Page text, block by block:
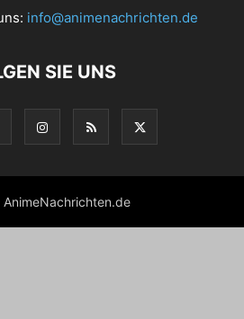
info@animenachrichten.de
SIE UNS